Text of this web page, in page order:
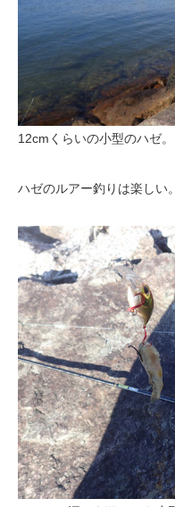
12cmくらいの小型のハゼ。
ハゼのルアー釣りは楽しい。